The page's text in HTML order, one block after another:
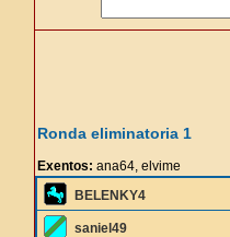
Ronda eliminatoria 1
Exentos: ana64, elvime
BELENKY4
saniel49